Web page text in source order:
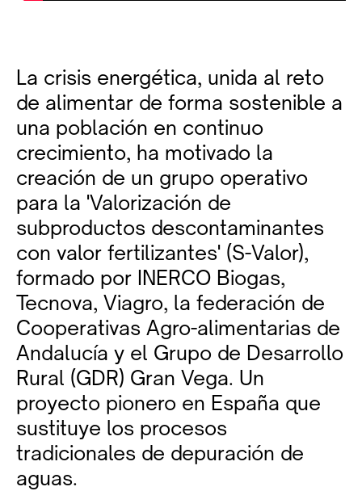
La crisis energética, unida al reto
de alimentar de forma sostenible a
una población en continuo
crecimiento, ha motivado la
creación de un grupo operativo
para la 'Valorización de
subproductos descontaminantes
con valor fertilizantes' (S-Valor),
formado por INERCO Biogas,
Tecnova, Viagro, la federación de
Cooperativas Agro-alimentarias de
Andalucía y el Grupo de Desarrollo
Rural (GDR) Gran Vega. Un
proyecto pionero en España que
sustituye los procesos
tradicionales de depuración de
aguas.